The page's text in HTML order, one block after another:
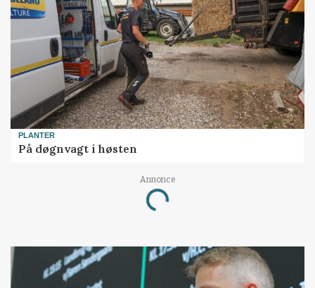
PLANTER
På døgnvagt i høsten
Annonce
Loading...